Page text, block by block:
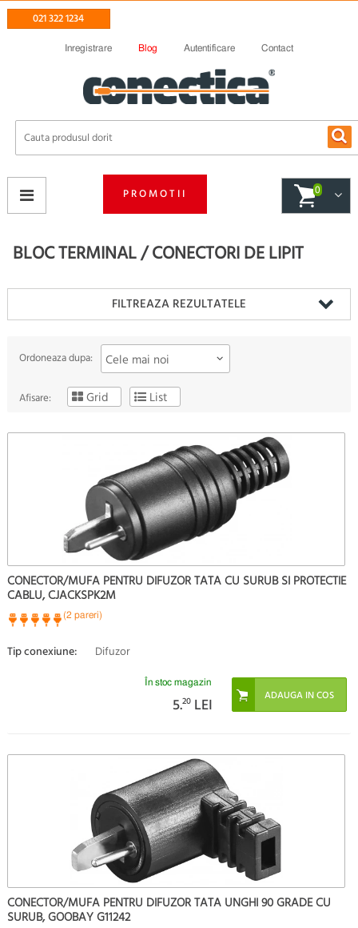
021 322 1234
Inregistrare Blog Autentificare Contact
PROMOTII 0
BLOC TERMINAL / CONECTORI DE LIPIT
FILTREAZA REZULTATELE
Ordoneaza dupa: Cele mai noi
Afisare: Grid List
CONECTOR/MUFA PENTRU DIFUZOR TATA CU SURUB SI PROTECTIE
CABLU, CJACKSPK2M
(2 pareri)
Tip conexiune: Difuzor
În stoc magazin
5.20 LEI
CONECTOR/MUFA PENTRU DIFUZOR TATA UNGHI 90 GRADE CU
SURUB, GOOBAY G11242